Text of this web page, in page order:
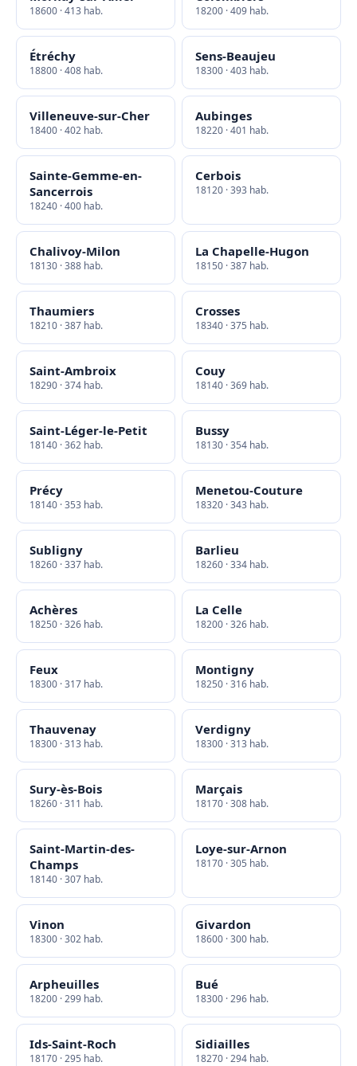
18600 · 413 hab. 18200 · 409 hab.
Étréchy
18800 · 408 hab.
Sens-Beaujeu
18300 · 403 hab.
Villeneuve-sur-Cher
18400 · 402 hab.
Aubinges
18220 · 401 hab.
Sainte-Gemme-en-
Sancerrois
18240 · 400 hab.
Cerbois
18120 · 393 hab.
Chalivoy-Milon
18130 · 388 hab.
La Chapelle-Hugon
18150 · 387 hab.
Thaumiers
18210 · 387 hab.
Crosses
18340 · 375 hab.
Saint-Ambroix
18290 · 374 hab.
Couy
18140 · 369 hab.
Saint-Léger-le-Petit
18140 · 362 hab.
Bussy
18130 · 354 hab.
Précy
18140 · 353 hab.
Menetou-Couture
18320 · 343 hab.
Subligny
18260 · 337 hab.
Barlieu
18260 · 334 hab.
Achères
18250 · 326 hab.
La Celle
18200 · 326 hab.
Feux
18300 · 317 hab.
Montigny
18250 · 316 hab.
Thauvenay
18300 · 313 hab.
Verdigny
18300 · 313 hab.
Sury-ès-Bois
18260 · 311 hab.
Marçais
18170 · 308 hab.
Saint-Martin-des-
Champs
18140 · 307 hab.
Loye-sur-Arnon
18170 · 305 hab.
Vinon
18300 · 302 hab.
Givardon
18600 · 300 hab.
Arpheuilles
18200 · 299 hab.
Bué
18300 · 296 hab.
Ids-Saint-Roch
18170 · 295 hab.
Sidiailles
18270 · 294 hab.